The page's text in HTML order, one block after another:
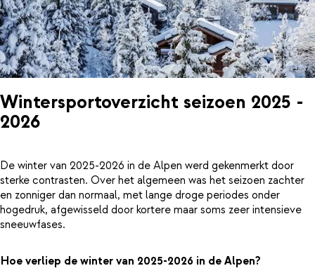
Wintersportoverzicht seizoen 2025 -
2026
De winter van 2025-2026 in de Alpen werd gekenmerkt door
sterke contrasten. Over het algemeen was het seizoen zachter
en zonniger dan normaal, met lange droge periodes onder
hogedruk, afgewisseld door kortere maar soms zeer intensieve
sneeuwfases.
Hoe verliep de winter van 2025-2026 in de Alpen?